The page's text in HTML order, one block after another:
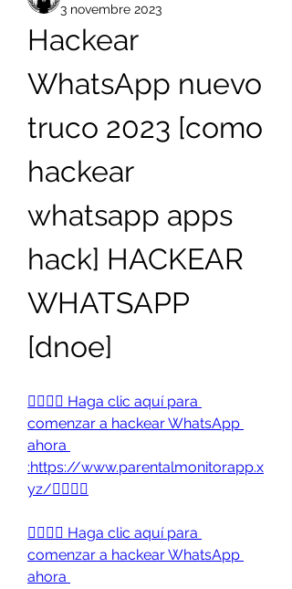
3 novembre 2023
Hackear
WhatsApp nuevo
truco 2023 [como
hackear
whatsapp apps
hack] HACKEAR
WHATSAPP
[dnoe]
👉🏻👉🏻 Haga clic aquí para
comenzar a hackear WhatsApp
ahora
:https://www.parentalmonitorapp.x
yz/👈🏻👈🏻
👉🏻👉🏻 Haga clic aquí para
comenzar a hackear WhatsApp
ahora